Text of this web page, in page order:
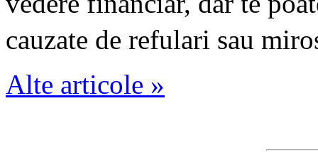
cauzate de refulari sau
Alte articole »